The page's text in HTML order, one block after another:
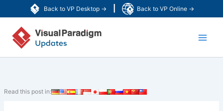
Back to VP Desktop → Back to VP Online →
to
content
Read this post in: